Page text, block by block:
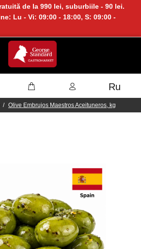
de la 990 lei, suburbiile - 90 lei.
Lu - Vi: 09:00 - 18:00, S: 09:00 -
Ru
Olive Embrujos Maestros Aceituneros, kg